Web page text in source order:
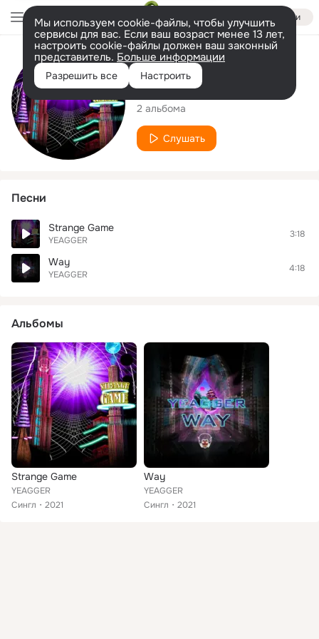
Войти
Мы используем cookie-файлы, чтобы улучшить
сервисы для вас. Если ваш возраст менее 13 лет,
настроить cookie-файлы должен ваш законный
представитель. Больше информации
Разрешить все Настроить
Исполнитель
YEAGGER
2 альбома
Слушать
Песни
Strange Game
YEAGGER
3:18
Way
YEAGGER
4:18
Альбомы
Strange Game
YEAGGER
Сингл
2021
Way
YEAGGER
Сингл
2021